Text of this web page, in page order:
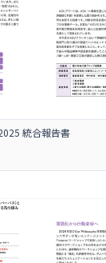
統合報告書